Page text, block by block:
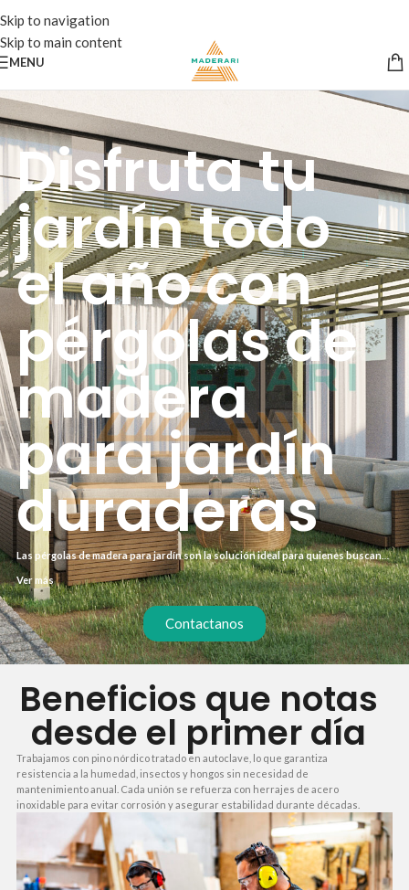
Skip to navigation
Skip to main content
MENU
Disfruta tu
jardín todo
el año con
pérgolas de
madera
para jardín
duraderas
Las pérgolas de madera para jardín son la solución ideal para quienes buscan
ampliar su espacio habitable al aire libre con un material natural, resistente y
estético. A diferencia de estructuras metálicas, la madera aporta calidez y se
integra mejor en entornos verdes.
Ver más
Contactanos
Beneficios que notas
desde el primer día
Trabajamos con pino nórdico tratado en autoclave, lo que garantiza
resistencia a la humedad, insectos y hongos sin necesidad de
mantenimiento anual. Cada unión se refuerza con herrajes de acero
inoxidable para evitar corrosión y asegurar estabilidad durante décadas.